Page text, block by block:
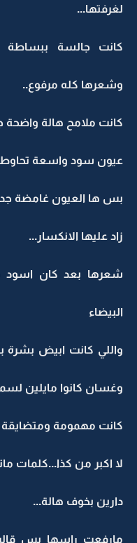
لغرفتها...
كانت جالسة ببساطة
وشعرها كله مرفوع..
كانت ملامح هالة واضحة
عيون سود واسعة
بس ها العيون غامضة جدا
زاد عليها الانكسار...
شعرها بعد كان اسود
البيضاء
واللي كانت ابيض بشرة
وغسان كانوا مايلين
كانت مهمومة ومتضايقة
لا اكبر من كذا...كلمات
دارين بخوف هالة...
مارفعت راسها بس